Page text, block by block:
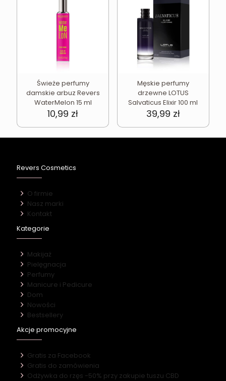
Świeże perfumy
damskie arbuz Revers
WaterMelon 15 ml
10,99 zł
Męskie perfumy
drzewne LOTUS
Salvaticus Elixir 100 ml
39,99 zł
Revers Cosmetics
O firmie
Nasz marki
Kontakt
Kategorie
Makijaż
Pielęgnacja
Perfumy
Manicure i Pedicure
Dom
Nowości
Bestsellery
Akcje promocyjne
Gratis za Facebook
Gratis do zamówienia
Odżywka do rzęs -50% przy zakupie tuszu CBD